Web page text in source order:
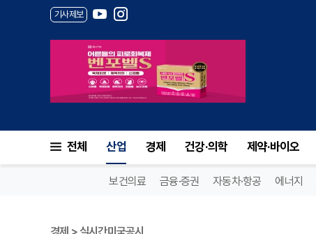
기사제보
전체 산업 경제 건강·의학 제약·바이오
보건의료 금융·증권 자동차·항공 에너지